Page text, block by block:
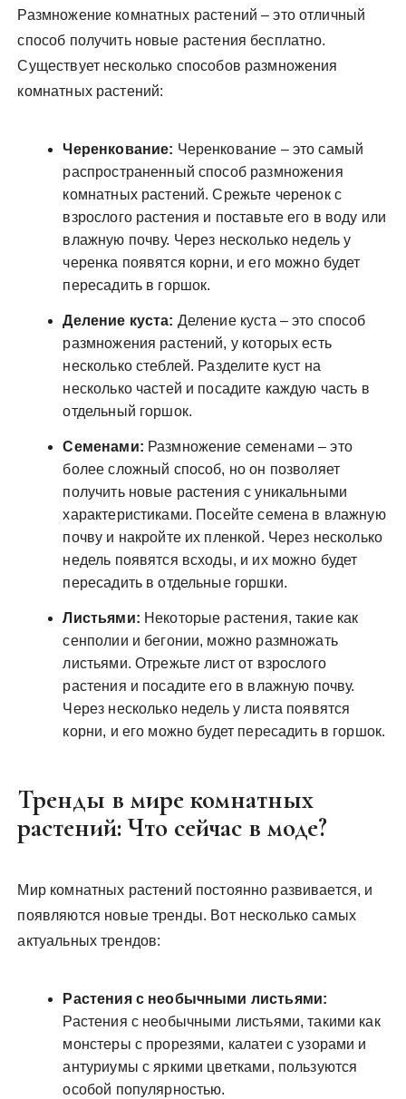
Размножение комнатных растений – это отличный
способ получить новые растения бесплатно.
Существует несколько способов размножения
комнатных растений:
Черенкование: Черенкование – это самый
распространенный способ размножения
комнатных растений. Срежьте черенок с
взрослого растения и поставьте его в воду или
влажную почву. Через несколько недель у
черенка появятся корни, и его можно будет
пересадить в горшок.
Деление куста: Деление куста – это способ
размножения растений, у которых есть
несколько стеблей. Разделите куст на
несколько частей и посадите каждую часть в
отдельный горшок.
Семенами: Размножение семенами – это
более сложный способ, но он позволяет
получить новые растения с уникальными
характеристиками. Посейте семена в влажную
почву и накройте их пленкой. Через несколько
недель появятся всходы, и их можно будет
пересадить в отдельные горшки.
Листьями: Некоторые растения, такие как
сенполии и бегонии, можно размножать
листьями. Отрежьте лист от взрослого
растения и посадите его в влажную почву.
Через несколько недель у листа появятся
корни, и его можно будет пересадить в горшок.
Тренды в мире комнатных
растений: Что сейчас в моде?
Мир комнатных растений постоянно развивается, и
появляются новые тренды. Вот несколько самых
актуальных трендов:
Растения с необычными листьями:
Растения с необычными листьями, такими как
монстеры с прорезями, калатеи с узорами и
антуриумы с яркими цветками, пользуются
особой популярностью.